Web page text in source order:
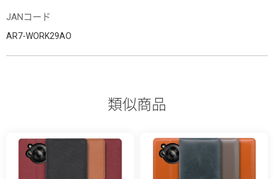
JANコード
AR7-WORK29AO
類似商品